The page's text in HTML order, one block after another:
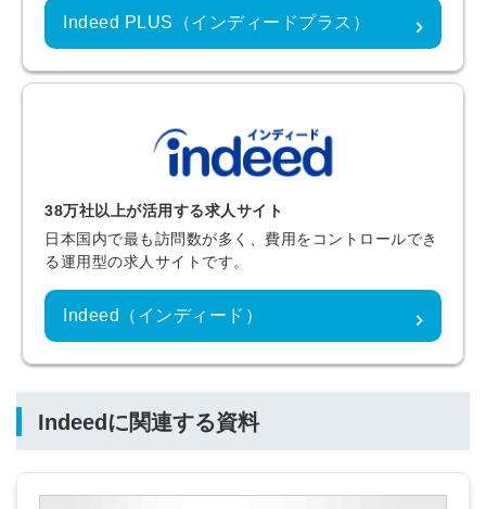
Indeed PLUS（インディードプラス）
38万社以上が活用する求人サイト
日本国内で最も訪問数が多く、費用をコントロールでき
る運用型の求人サイトです。
Indeed（インディード）
Indeedに関連する資料